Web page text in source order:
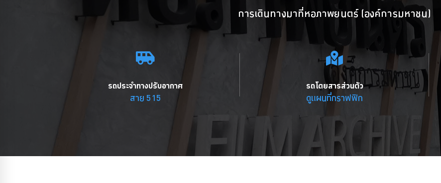
การเดินทางมาที่หอภาพยนตร์ (องค์การมหาชน)
รถประจำทางปรับอากาศ
สาย 515
รถโดยสารส่วนตัว
ดูแผนที่กราฟฟิก